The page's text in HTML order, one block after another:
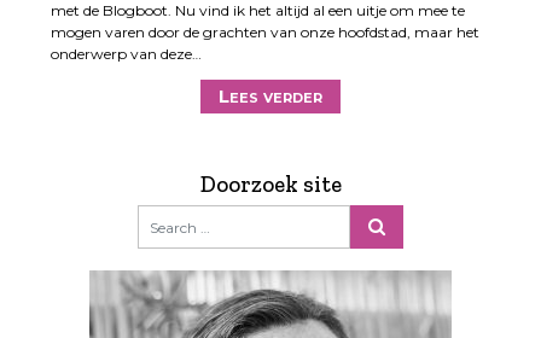
met de Blogboot. Nu vind ik het altijd al een uitje om mee te
mogen varen door de grachten van onze hoofdstad, maar het
onderwerp van deze…
Lees verder
Doorzoek site